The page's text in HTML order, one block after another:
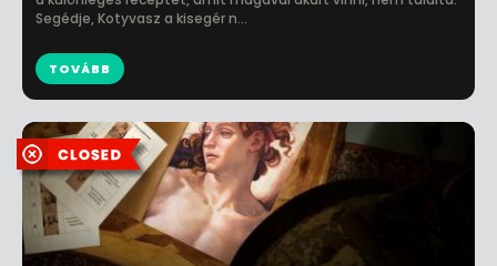
Segédje, Kotyvasz a kisegér n...
TOVÁBB